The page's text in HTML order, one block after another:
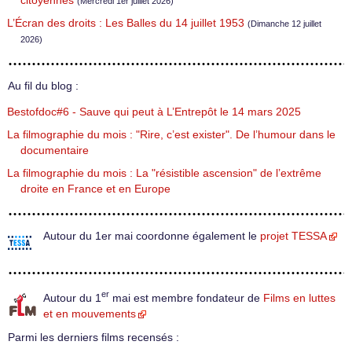
L’Écran des droits : Les Balles du 14 juillet 1953 (Dimanche 12 juillet
2026)
Au fil du blog :
Bestofdoc#6 - Sauve qui peut à L’Entrepôt le 14 mars 2025
La filmographie du mois : "Rire, c’est exister". De l’humour dans le
documentaire
La filmographie du mois : La "résistible ascension" de l’extrême
droite en France et en Europe
Autour du 1er mai coordonne également le projet TESSA
Autour du 1 er mai est membre fondateur de Films en luttes
et en mouvements
Parmi les derniers films recensés :